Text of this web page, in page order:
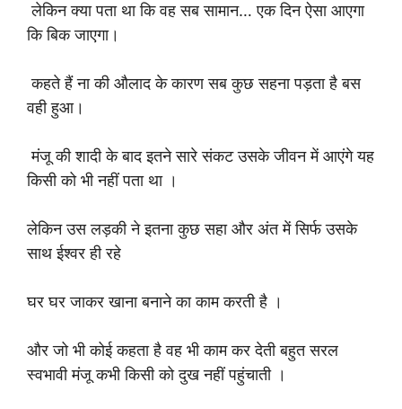
लेकिन क्या पता था कि वह सब सामान… एक दिन ऐसा आएगा
कि बिक जाएगा।
कहते हैं ना की औलाद के कारण सब कुछ सहना पड़ता है बस
वही हुआ।
मंजू की शादी के बाद इतने सारे संकट उसके जीवन में आएंगे यह
किसी को भी नहीं पता था ।
लेकिन उस लड़की ने इतना कुछ सहा और अंत में सिर्फ उसके
साथ ईश्वर ही रहे
घर घर जाकर खाना बनाने का काम करती है ।
और जो भी कोई कहता है वह भी काम कर देती बहुत सरल
स्वभावी मंजू कभी किसी को दुख नहीं पहुंचाती ।